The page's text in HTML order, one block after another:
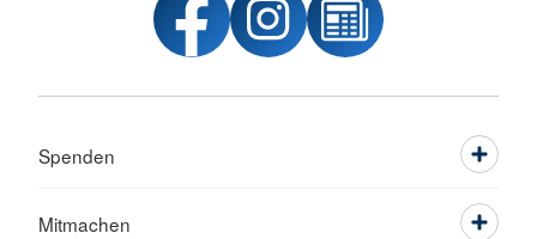
Spenden
Mitmachen